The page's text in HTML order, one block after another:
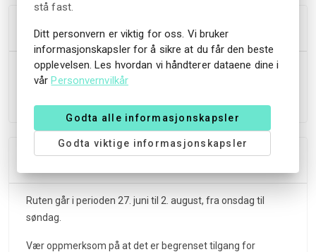
Høydepunkter
Badetur
Handletur
Tillegg
Ruten går i perioden 27. juni til 2. august, fra onsdag til
søndag.
Vær oppmerksom på at det er begrenset tilgang for
stå fast.
Ditt personvern er viktig for oss. Vi bruker
informasjonskapsler for å sikre at du får den beste
opplevelsen. Les hvordan vi håndterer dataene dine i
vårPersonvernvilkår
Godta alle informasjonskapsler
Godta viktige informasjonskapsler